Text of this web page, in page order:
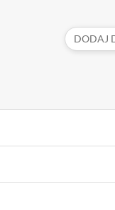
DODAJ